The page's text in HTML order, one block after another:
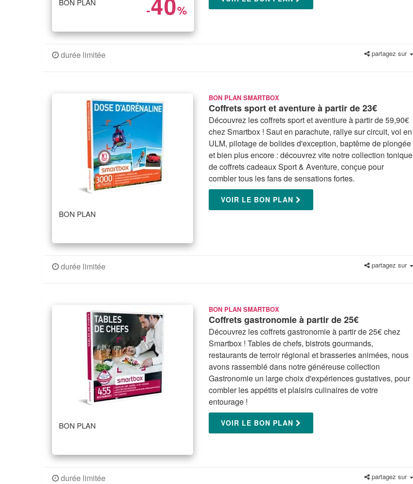
BON PLAN - %
durée limitée partagez sur
BON PLAN
BON PLAN SMARTBOX
Coffrets sport et aventure à partir de 23€
Découvrez les coffrets sport et aventiure à partir de 59,90€
chez Smartbox ! Saut en parachute, rallye sur circuit, vol en
ULM, pilotage de bolides d'exception, baptême de plongée
et bien plus encore : découvrez vite notre collection tonique
de coffrets cadeaux Sport & Aventure, conçue pour
combler tous les fans de sensations fortes.
VOIR LE BON PLAN
durée limitée partagez sur
BON PLAN
BON PLAN SMARTBOX
Coffrets gastronomie à partir de 25€
Découvrez les coffrets gastronomie à partir de 25€ chez
Smartbox ! Tables de chefs, bistrots gourmands,
restaurants de terroir régional et brasseries animées, nous
avons rassemblé dans notre généreuse collection
Gastronomie un large choix d'expériences gustatives, pour
combler les appétits et plaisirs culinaires de votre
entourage !
VOIR LE BON PLAN
durée limitée partagez sur